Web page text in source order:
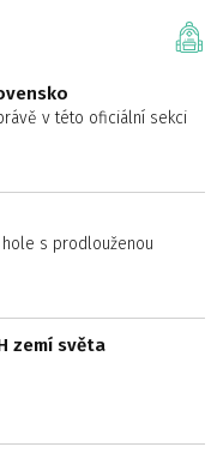
v této oficiální sekci
s prodlouženou
zemí světa